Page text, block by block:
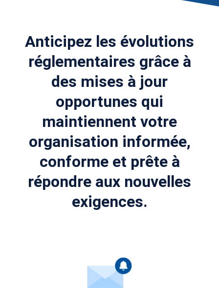
Anticipez les évolutions
réglementaires grâce à
des mises à jour
opportunes qui
maintiennent votre
organisation informée,
conforme et prête à
répondre aux nouvelles
exigences.